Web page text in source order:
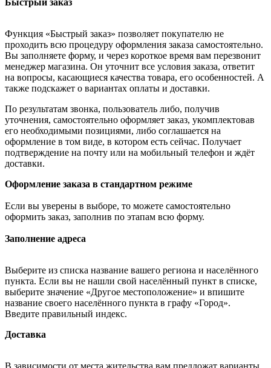
Функция «Быстрый заказ» позволяет покупателю не
проходить всю процедуру оформления заказа самостоятельно.
Вы заполняете форму, и через короткое время вам перезвонит
менеджер магазина. Он уточнит все условия заказа, ответит
на вопросы, касающиеся качества товара, его особенностей. А
также подскажет о вариантах оплаты и доставки.
По результатам звонка, пользователь либо, получив
уточнения, самостоятельно оформляет заказ, укомплектовав
его необходимыми позициями, либо соглашается на
оформление в том виде, в котором есть сейчас. Получает
подтверждение на почту или на мобильный телефон и ждёт
доставки.
Оформление заказа в стандартном режиме
Если вы уверены в выборе, то можете самостоятельно
оформить заказ, заполнив по этапам всю форму.
Заполнение адреса
Выберите из списка название вашего региона и населённого
пункта. Если вы не нашли свой населённый пункт в списке,
выберите значение «Другое местоположение» и впишите
название своего населённого пункта в графу «Город».
Введите правильный индекс.
Доставка
В зависимости от места жительства вам предложат варианты